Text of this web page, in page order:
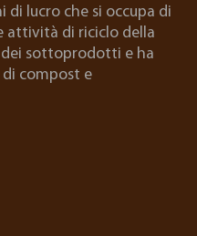
di lucro che si occupa di
attività di riciclo della
sottoprodotti e ha
compost e